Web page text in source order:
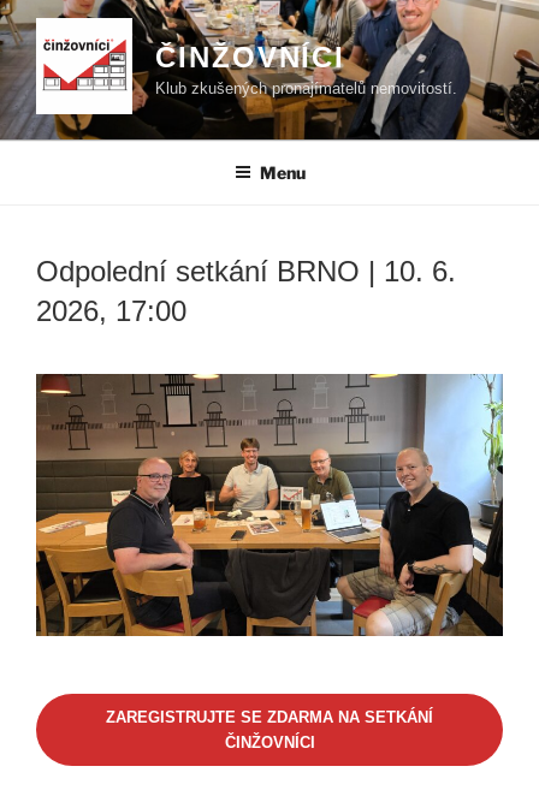
Přejít
k
obsahu
webu
ČINŽOVNÍCI
Klub zkušených pronajímatelů nemovitostí.
Menu
Odpolední setkání BRNO | 10. 6.
2026, 17:00
ZAREGISTRUJTE SE ZDARMA NA SETKÁNÍ
ČINŽOVNÍCI